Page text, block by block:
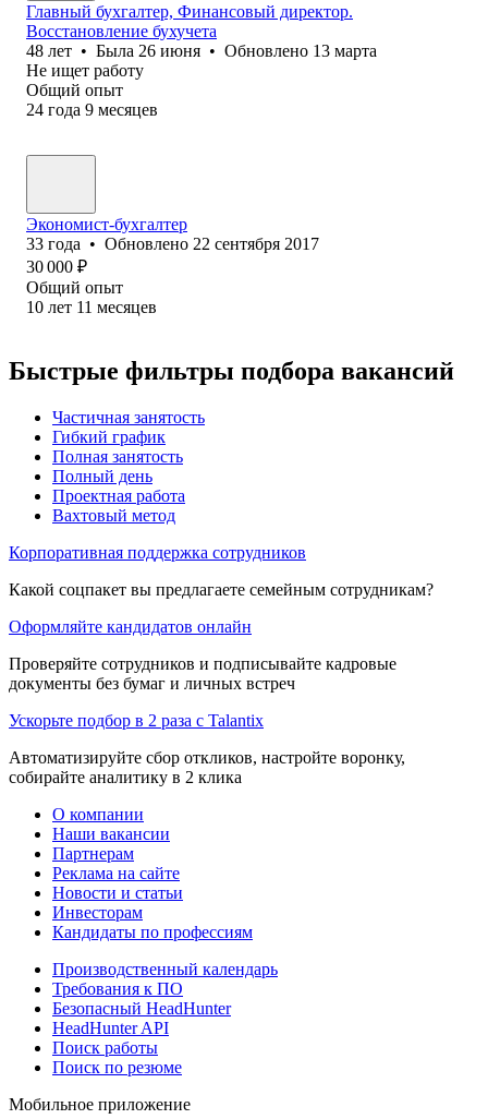
Главный бухгалтер, Финансовый директор.
Восстановление бухучета
48 лет • Была 26 июня • Обновлено 13 марта
Не ищет работу
Общий опыт
24 года 9 месяцев
Экономист-бухгалтер
33 года • Обновлено 22 сентября 2017
30 000 ₽
Общий опыт
10 лет 11 месяцев
Быстрые фильтры подбора вакансий
Частичная занятость
Гибкий график
Полная занятость
Полный день
Проектная работа
Вахтовый метод
Корпоративная поддержка сотрудников
Какой соцпакет вы предлагаете семейным сотрудникам?
Оформляйте кандидатов онлайн
Проверяйте сотрудников и подписывайте кадровые
документы без бумаг и личных встреч
Ускорьте подбор в 2 раза с Talantix
Автоматизируйте сбор откликов, настройте воронку,
собирайте аналитику в 2 клика
О компании
Наши вакансии
Партнерам
Реклама на сайте
Новости и статьи
Инвесторам
Кандидаты по профессиям
Производственный календарь
Требования к ПО
Безопасный HeadHunter
HeadHunter API
Поиск работы
Поиск по резюме
Мобильное приложение